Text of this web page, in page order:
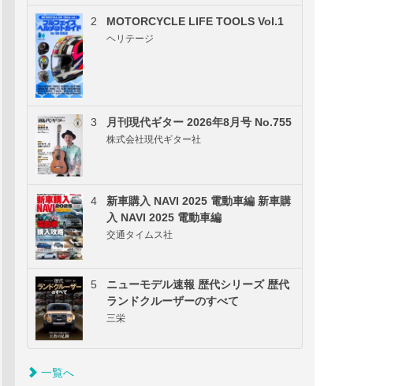
2 MOTORCYCLE LIFE TOOLS Vol.1
ヘリテージ
3 月刊現代ギター 2026年8月号 No.755
株式会社現代ギター社
4
新車購入 NAVI 2025 電動車編 新車購
入 NAVI 2025 電動車編
交通タイムス社
5
ニューモデル速報 歴代シリーズ 歴代
ランドクルーザーのすべて
三栄
一覧へ